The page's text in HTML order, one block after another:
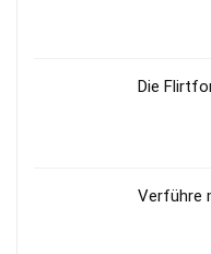
Die
Verführe